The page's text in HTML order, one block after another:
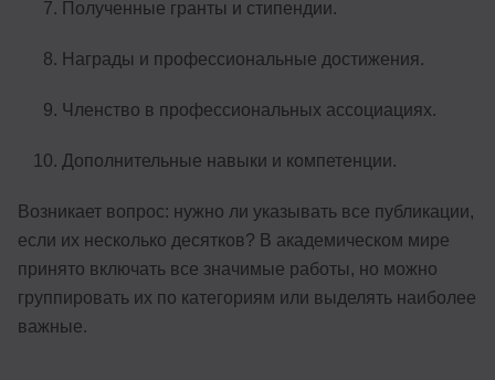
Полученные гранты и стипендии.
Награды и профессиональные достижения.
Членство в профессиональных ассоциациях.
Дополнительные навыки и компетенции.
Возникает вопрос: нужно ли указывать все публикации,
если их несколько десятков? В академическом мире
принято включать все значимые работы, но можно
группировать их по категориям или выделять наиболее
важные.